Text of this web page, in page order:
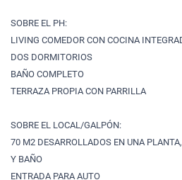
SOBRE EL PH:
LIVING COMEDOR CON COCINA
DOS DORMITORIOS
BAÑO COMPLETO
TERRAZA PROPIA CON PARRILLA
SOBRE EL LOCAL/GALPÓN:
70 M2 DESARROLLADOS EN UNA
Y BAÑO
ENTRADA PARA AUTO